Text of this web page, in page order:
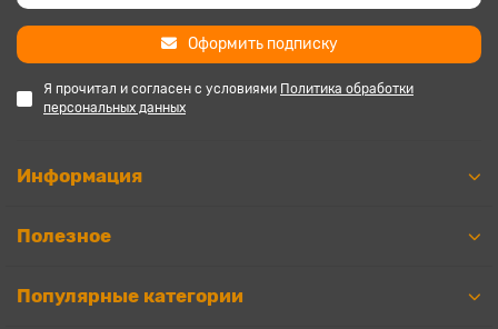
Оформить подписку
Я прочитал и согласен с условиями Политика обработки
персональных данных
Информация
Полезное
Популярные категории